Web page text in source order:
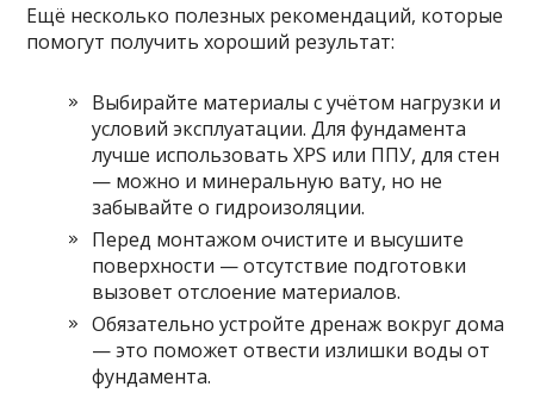
Ещё несколько полезных рекомендаций, которые
помогут получить хороший результат:
Выбирайте материалы с учётом нагрузки и
условий эксплуатации. Для фундамента
лучше использовать XPS или ППУ, для стен
— можно и минеральную вату, но не
забывайте о гидроизоляции.
Перед монтажом очистите и высушите
поверхности — отсутствие подготовки
вызовет отслоение материалов.
Обязательно устройте дренаж вокруг дома
— это поможет отвести излишки воды от
фундамента.